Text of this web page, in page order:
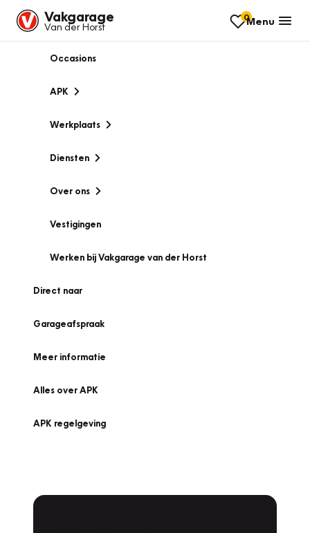
Vakgarage
Van der Horst
0Menu
Occasions
APK
Werkplaats
Diensten
Over ons
Vestigingen
Werken bij Vakgarage van der Horst
Direct naar
Garageafspraak
Meer informatie
Alles over APK
APK regelgeving